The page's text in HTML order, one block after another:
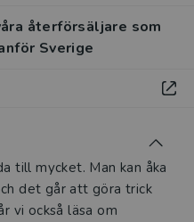
återförsäljare som
Sverige
till mycket. Man kan åka
det går att göra trick
vi också läsa om